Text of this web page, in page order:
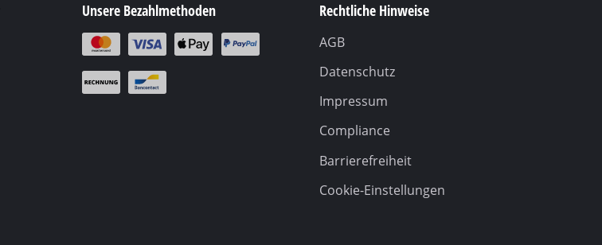
Unsere Bezahlmethoden Rechtliche Hinweise
AGB
Datenschutz
Impressum
Compliance
Barrierefreiheit
Cookie-Einstellungen